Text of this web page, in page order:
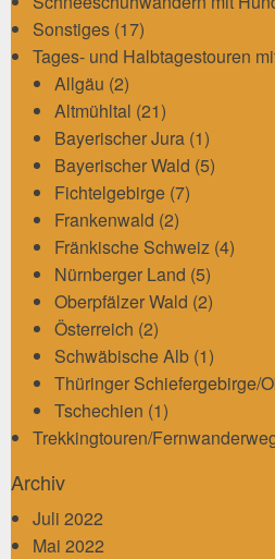
Sonstiges (17)
Tages- und Halbtagestouren
Allgäu (2)
Altmühltal (21)
Bayerischer Jura (1)
Bayerischer Wald (5)
Fichtelgebirge (7)
Frankenwald (2)
Fränkische Schweiz (4)
Nürnberger Land (5)
Oberpfälzer Wald (2)
Österreich (2)
Schwäbische Alb (1)
Thüringer Schiefergebirge/
Tschechien (1)
Trekkingtouren/
Archiv
Juli 2022
Mai 2022